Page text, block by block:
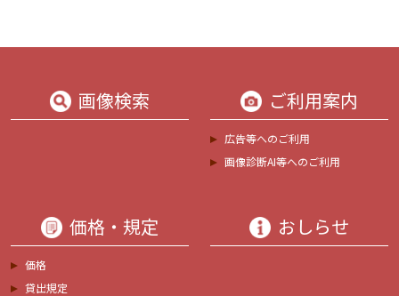
画像検索 ご利用案内
広告等へのご利用
画像診断AI等へのご利用
価格・規定
価格
貸出規定
おしらせ